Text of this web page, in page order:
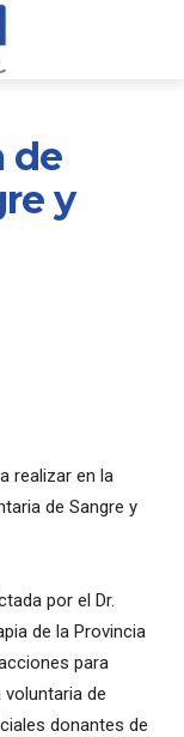
de
y
realizar en la
de Sangre y
por el Dr.
de la Provincia
para
de
donantes de